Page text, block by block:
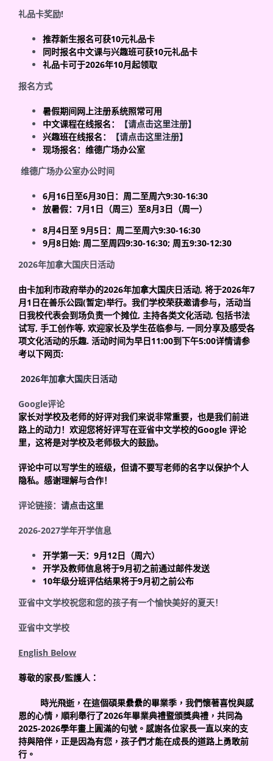
礼品卡奖励!
推荐新生报名可获10元礼品卡
同时报名中文课与兴趣班可获10元礼品卡
礼品卡可于2026年10月起领取
报名方式
暑假期间网上注册系统照常可用
中文课程在线报名：
【请点击这里注册】
兴趣班在线报名：
【请点击这里注册】
现场报名：维德广场办公室
维德广场办公室办公时间
6月16日至6月30日：周二至周六9:30-16:30
放暑假： 7月1 日（周三）至8月3日（周一）
8月4日至 9月5日：周二至周六9:30-16:30
9月8日始: 周二至周四9:30-16:30; 周五9:30-12:30
2026年加拿大国庆日活动
由卡加利市政府举办的2026年加拿大国庆日活动, 将于2026年7
月1 日在善乐公园(暂定)举行。我们学校荣获邀请参与，活动当
日我校代表会到场负责一个摊位, 主持各类文化活动, 包括书法
试写, 手工创作等, 欢迎家长及学生莅临参与, 一同分享及感受各
项文化活动的乐趣. 活动时间为早日11:00到下午5:00详情请参
考以下网页:
2026年加拿大国庆日活动
Google评论
家长对学校及老师的好评对我们来说非常重要，也是我们前进
路上的动力！欢迎您将好评写在亚省中文学校的Google 评论
里，这将是对学校及老师极大的鼓励。
评论中可以写学生的班级，但请不要写老师的名字以保护个人
隐私。感谢理解与合作！
评论链接： 请点击这里
2026-2027学年开学信息
开学第一天： 9月12日（周六）
开学及教师信息将于9月初之前通过邮件发送
10年级分班评估结果将于9月初之前公布
亚省中文学校祝您和您的孩子有一个愉快美好的夏天！
亚省中文学校
English Below
尊敬的家長/監護人：
時光飛逝，在這個碩果纍纍的畢業季，我們懷著喜悅與感
恩的心情，順利舉行了2026年畢業典禮暨頒獎典禮，共同為
2025-2026學年畫上圓滿的句號。感謝各位家長一直以來的支
持與陪伴，正是因為有您，孩子們才能在成長的道路上勇敢前
行。